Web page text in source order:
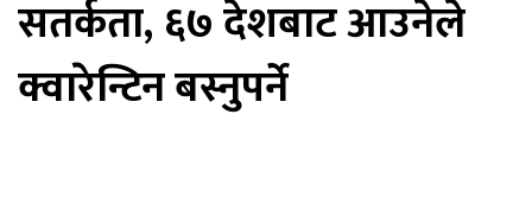
सतर्कता, ६७ देशबाट आउनेले
क्वारेन्टिन बस्नुपर्ने